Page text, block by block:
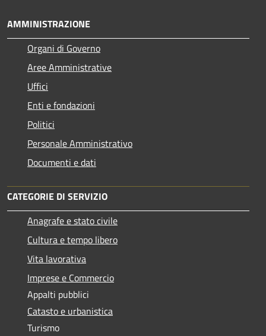
AMMINISTRAZIONE
Organi di Governo
Aree Amministrative
Uffici
Enti e fondazioni
Politici
Personale Amministrativo
Documenti e dati
CATEGORIE DI SERVIZIO
Anagrafe e stato civile
Cultura e tempo libero
Vita lavorativa
Imprese e Commercio
Appalti pubblici
Catasto e urbanistica
Turismo